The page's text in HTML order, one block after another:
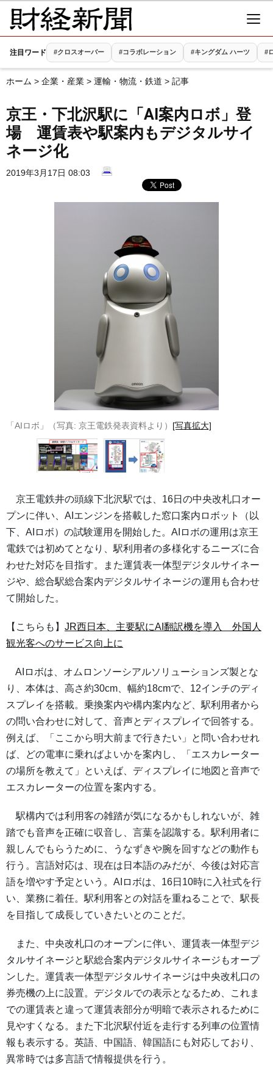
注目ワード #クロスオーバー #コラボレーション #キングダム ハーツ #
ホーム > 企業・産業 > 運輸・物流・鉄道 > 記事
京王・下北沢駅に「AI案内ロボ」登
場 運賃表や駅案内もデジタルサイ
ネージ化
2019年3月17日 08:03
「AIロボ」（写真: 京王電鉄発表資料より） [写真拡大]
京王電鉄井の頭線下北沢駅では、16日の中央改札口オー
プンに伴い、AIエンジンを搭載した窓口案内ロボット（以
下、AIロボ）の試験運用を開始した。AIロボの運用は京王
電鉄では初めてとなり、駅利用者の多様化するニーズに合
わせた対応を目指す。また運賃表一体型デジタルサイネー
ジや、総合駅総合案内デジタルサイネージの運用も合わせ
て開始した。
【こちらも】 JR西日本、主要駅にAI翻訳機を導入 外国人
観光客へのサービス向上に
AIロボは、オムロンソーシアルソリューションズ製とな
り、本体は、高さ約30cm、幅約18cmで、12インチのディ
スプレイを搭載。乗換案内や構内案内など、駅利用者から
の問い合わせに対して、音声とディスプレイで回答する。
例えば、「ここから明大前まで行きたい」と問い合わせれ
ば、どの電車に乗ればよいかを案内し、「エスカレーター
の場所を教えて」といえば、ディスプレイに地図と音声で
エスカレーターの位置を案内する。
駅構内では利用客の雑踏が気になるかもしれないが、雑
踏でも音声を正確に収音し、言葉を認識する。駅利用者に
親しんでもらうために、うなずきや腕を回すなどの動作も
行う。言語対応は、現在は日本語のみだが、今後は対応言
語を増やす予定という。AIロボは、16日10時に入社式を行
い、業務に着任。駅利用客との対話を重ねることで、駅長
を目指して成長していきたいとのことだ。
また、中央改札口のオープンに伴い、運賃表一体型デジ
タルサイネージと駅総合案内デジタルサイネージもオープ
ンした。運賃表一体型デジタルサイネージは中央改札口の
券売機の上に設置。デジタルでの表示となるため、これま
での運賃表と違って運賃表部分が明暗で表示されるために
見やすくなる。また下北沢駅付近を走行する列車の位置情
報も表示する。英語、中国語、韓国語にも対応しており、
異常時では多言語で情報提供を行う。